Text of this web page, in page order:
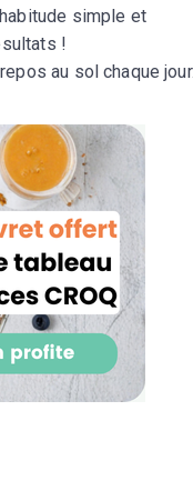
simple et
!
au sol chaque